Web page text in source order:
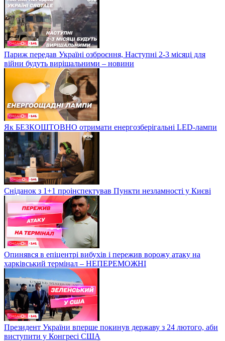
Париж передав Україні озброєння, Наступні 2-3 місяці для
війни будуть вирішальними – новини
Як БЕЗКОШТОВНО отримати енергозберігальні LED-лампи
Сніданок з 1+1 проінспектував Пункти незламності у Києві
Опинявся в епіцентрі вибухів і пережив ворожу атаку на
харківський термінал – НЕПЕРЕМОЖНІ
Президент України вперше покинув державу з 24 лютого, аби
виступити у Конгресі США